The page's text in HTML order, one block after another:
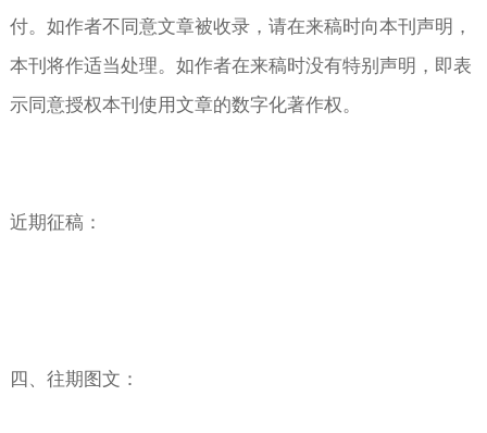
付。如作者不同意文章被收录，请在来稿时向本刊声明，
本刊将作适当处理。如作者在来稿时没有特别声明，即表
示同意授权本刊使用文章的数字化著作权。
近期征稿：
四、往期图文：